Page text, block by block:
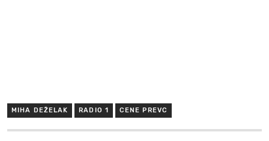
MIHA DEŽELAK RADIO 1 CENE PREVC